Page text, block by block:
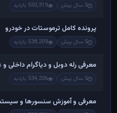
5 سال پیش 550,319 بازدید
پرونده کامل ترموستات در خودرو
5 سال پیش 538,209 بازدید
معرفی رله دوبل و دیاگرام داخلی و
5 سال پیش 534,206 بازدید
معرفی و آموزش سنسورها و سیستم